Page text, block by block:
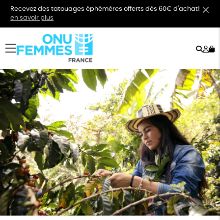
Recevez des tatouages éphémères offerts dès 60€ d'achat!
en savoir plus
menu